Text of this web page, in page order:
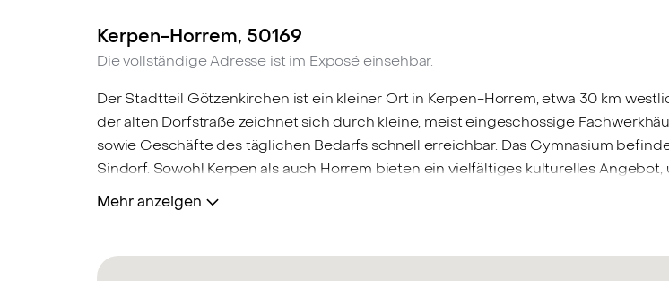
Kerpen-Horrem, 50169
Die vollständige Adresse ist im Exposé einsehbar.
Der Stadtteil Götzenkirchen ist ein kleiner Ort in Kerpen-Horrem, etwa 30 km
der alten Dorfstraße zeichnet sich durch kleine, meist eingeschossige
sowie Geschäfte des täglichen Bedarfs schnell erreichbar. Das Gymnasium
Sindorf. Sowohl Kerpen als auch Horrem bieten ein vielfältiges kulturelles
attraktive Angebot. Die Stadt beherbergt zahlreiche Restaurants, Cafés, das
das Bowling Center "Bowl Position", was ein breites Spektrum an
Autobahnanschlüsse der A4 und der A61. Auch in den nahegelegenen Orten wie
Mehr anzeigen